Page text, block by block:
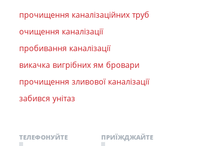
прочищення каналізаційних труб
очищення каналізації
пробивання каналізації
викачка вигрібних ям бровари
прочищення зливової каналізації
забився унітаз
ТЕЛЕФОНУЙТЕ ПРИЇЖДЖАЙТЕ